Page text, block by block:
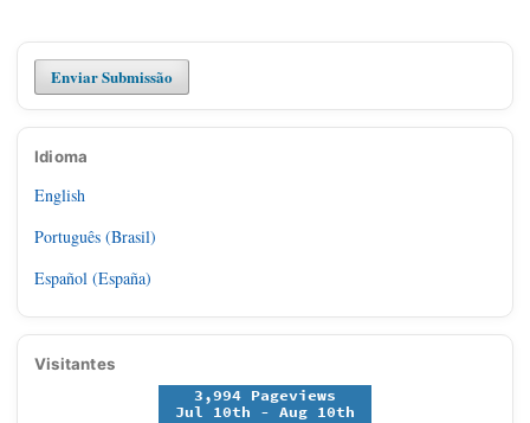
Enviar Submissão
Idioma
English
Português (Brasil)
Español (España)
Visitantes